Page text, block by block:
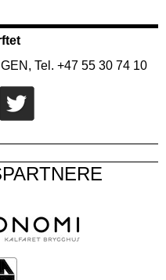
Tel. +47 55 30 74 10